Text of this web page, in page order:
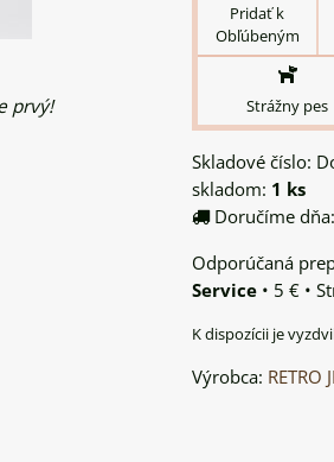
prvý!
Pridať k
Obľúbeným
Strážny pes
Skladové číslo:
skladom: 1 ks
Doručíme dňa:
Service • 5 € •
Výrobca: RETRO